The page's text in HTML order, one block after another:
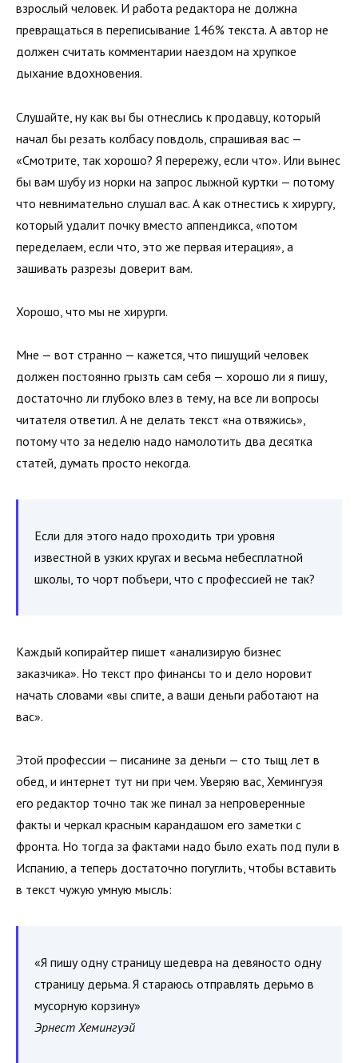
взрослый человек. И работа редактора не должна
превращаться в переписывание 146% текста. А автор не
должен считать комментарии наездом на хрупкое
дыхание вдохновения.
Слушайте, ну как вы бы отнеслись к продавцу, который
начал бы резать колбасу повдоль, спрашивая вас —
«Смотрите, так хорошо? Я перережу, если что». Или вынес
бы вам шубу из норки на запрос лыжной куртки — потому
что невнимательно слушал вас. А как отнестись к хирургу,
который удалит почку вместо аппендикса, «потом
переделаем, если что, это же первая итерация», а
зашивать разрезы доверит вам.
Хорошо, что мы не хирурги.
Мне — вот странно — кажется, что пишущий человек
должен постоянно грызть сам себя — хорошо ли я пишу,
достаточно ли глубоко влез в тему, на все ли вопросы
читателя ответил. А не делать текст «на отвяжись»,
потому что за неделю надо намолотить два десятка
статей, думать просто некогда.
Если для этого надо проходить три уровня
известной в узких кругах и весьма небесплатной
школы, то чорт побъери, что с профессией не так?
Каждый копирайтер пишет «анализирую бизнес
заказчика». Но текст про финансы то и дело норовит
начать словами «вы спите, а ваши деньги работают на
вас».
Этой профессии — писанине за деньги — сто тыщ лет в
обед, и интернет тут ни при чем. Уверяю вас, Хемингуэя
его редактор точно так же пинал за непроверенные
факты и черкал красным карандашом его заметки с
фронта. Но тогда за фактами надо было ехать под пули в
Испанию, а теперь достаточно погуглить, чтобы вставить
в текст чужую умную мысль:
«Я пишу одну страницу шедевра на девяносто одну
страницу дерьма. Я стараюсь отправлять дерьмо в
мусорную корзину»
Эрнест Хемингуэй